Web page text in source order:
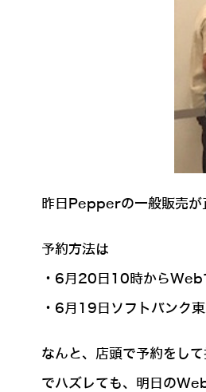
昨日Pepperの一般販売が
予約方法は
・6月20日10時から
・6月19日ソフトバンク
なんと、店頭で予約をし
でハズレても、明日の